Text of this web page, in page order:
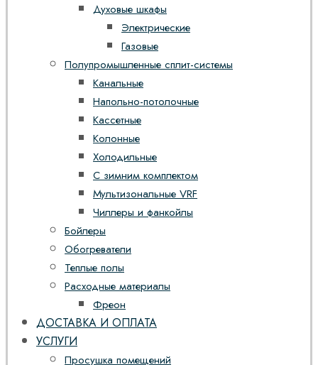
Духовые шкафы
Электрические
Газовые
Полупромышленные сплит-системы
Канальные
Напольно-потолочные
Кассетные
Колонные
Холодильные
С зимним комплектом
Мультизональные VRF
Чиллеры и фанкойлы
Бойлеры
Обогреватели
Теплые полы
Расходные материалы
Фреон
ДОСТАВКА И ОПЛАТА
УСЛУГИ
Просушка помещений